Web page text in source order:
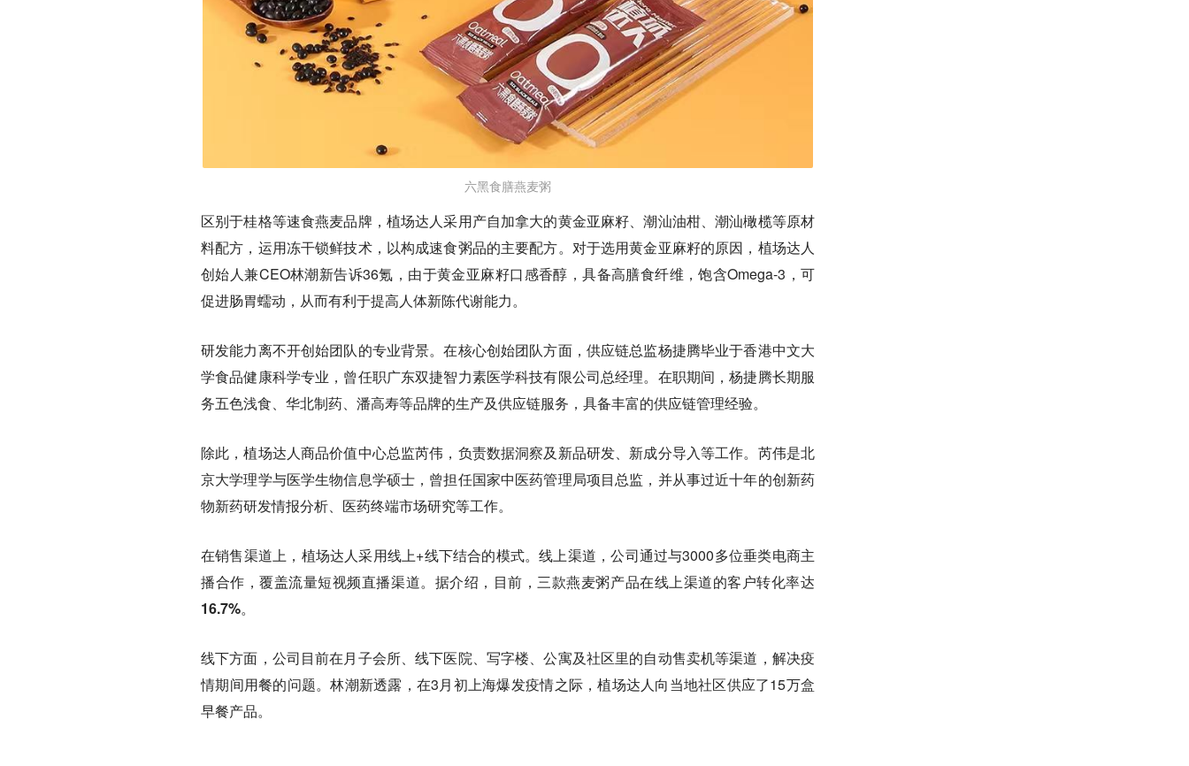
六黑食膳燕麦粥
区别于桂格等速食燕麦品牌，植场达人采用产自加拿大的黄金亚麻籽、潮汕油柑、潮汕橄榄等原材
料配方，运用冻干锁鲜技术，以构成速食粥品的主要配方。对于选用黄金亚麻籽的原因，植场达人
创始人兼CEO林潮新告诉36氪，由于黄金亚麻籽口感香醇，具备高膳食纤维，饱含Omega-3，可
促进肠胃蠕动，从而有利于提高人体新陈代谢能力。
研发能力离不开创始团队的专业背景。在核心创始团队方面，供应链总监杨捷腾毕业于香港中文大
学食品健康科学专业，曾任职广东双捷智力素医学科技有限公司总经理。在职期间，杨捷腾长期服
务五色浅食、华北制药、潘高寿等品牌的生产及供应链服务，具备丰富的供应链管理经验。
除此，植场达人商品价值中心总监芮伟，负责数据洞察及新品研发、新成分导入等工作。芮伟是北
京大学理学与医学生物信息学硕士，曾担任国家中医药管理局项目总监，并从事过近十年的创新药
物新药研发情报分析、医药终端市场研究等工作。
在销售渠道上，植场达人采用线上+线下结合的模式。线上渠道，公司通过与3000多位垂类电商主
播合作，覆盖流量短视频直播渠道。据介绍，目前，三款燕麦粥产品在线上渠道的客户转化率达
16.7%。
线下方面，公司目前在月子会所、线下医院、写字楼、公寓及社区里的自动售卖机等渠道 ，解决疫
情期间用餐的问题。林潮新透露，在3月初上海爆发疫情之际，植场达人向当地社区供应了15万盒
早餐产品。